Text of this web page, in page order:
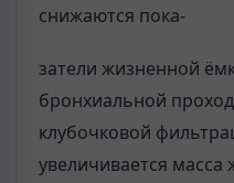
снижаются пока-
затели жизненной
бронхиальной
клубочковой
увеличивается